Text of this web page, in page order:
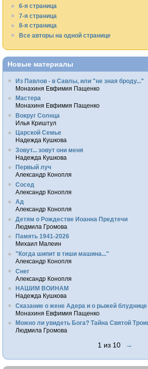
6-я страница
7-я страница
8-я страница
Все авторы на одной странице
Новые материалы
Из Павлов - в Савлы, или "не зная броду..."
Монахиня Евфимия Пащенко
Мастера
Монахиня Евфимия Пащенко
Вокруг Солнца
Илья Криштул
Царской Семье
Надежда Кушкова
Зовут... зовут они меня
Надежда Кушкова
Первый луч
Александр Конопля
Сосед
Александр Конопля
Ад
Александр Конопля
Детям о Рождестве Иоанна Предтечи
Людмила Громова
Память 1941-2026
Михаил Малеин
"Когда шипит в тиши машина..."
Александр Конопля
Снег
Александр Конопля
НАШИМ ВОИНАМ
Надежда Кушкова
Сказание о жене Адера и о рыжей блуднице
Монахиня Евфимия Пащенко
Можно ли увидеть Бога? Тайна Святой
Людмила Громова
1 из 10 →